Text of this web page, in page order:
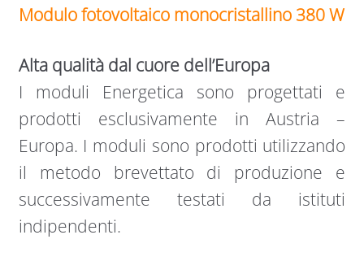
Modulo fotovoltaico monocristallino 380 W
Alta qualità dal cuore dell’Europa
I moduli Energetica sono progettati e
prodotti esclusivamente in Austria –
Europa. I moduli sono prodotti utilizzando
il metodo brevettato di produzione e
successivamente testati da istituti
indipendenti.